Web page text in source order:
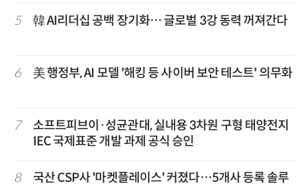
5 韓 AI리더십 공백 장기화… 글로벌 3강 동력 꺼져간다
6 美 행정부, AI 모델 '해킹 등 사이버 보안 테스트' 의무화
7
소프트피브이·성균관대, 실내용 3차원 구형 태양전지
IEC 국제표준 개발 과제 공식 승인
8
국산 CSP사 '마켓플레이스' 커졌다…5개사 등록 솔루